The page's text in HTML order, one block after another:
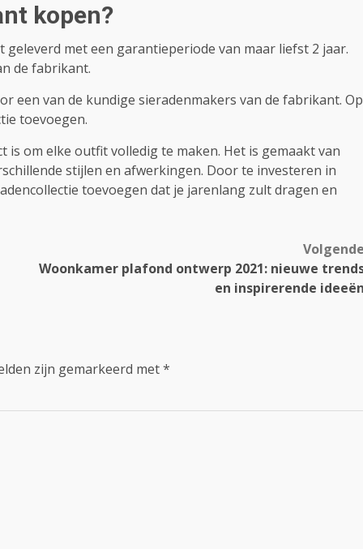
kopen?
met een garantieperiode van maar liefst 2 jaar.
de fabrikant.
een van de kundige sieradenmakers van de fabrikant. Op
toevoegen.
om elke outfit volledig te maken. Het is gemaakt van
stijlen en afwerkingen. Door te investeren in
toevoegen dat je jarenlang zult dragen en
Woonkamer plafond ontwerp 2021: nieuwe
en inspirerende
zijn gemarkeerd met*